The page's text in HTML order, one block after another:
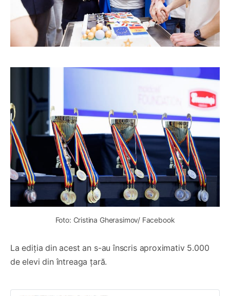
Foto: Cristina Gherasimov/ Facebook
La ediția din acest an s-au înscris aproximativ 5.000
de elevi din întreaga țară.